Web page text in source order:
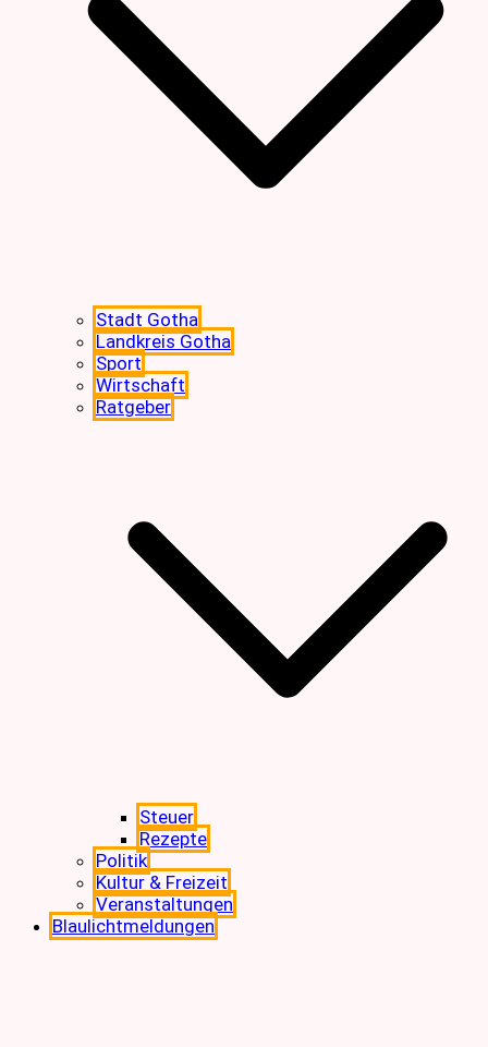
Stadt Gotha
Landkreis Gotha
Sport
Wirtschaft
Ratgeber
Steuer
Rezepte
Politik
Kultur & Freizeit
Veranstaltungen
Blaulichtmeldungen